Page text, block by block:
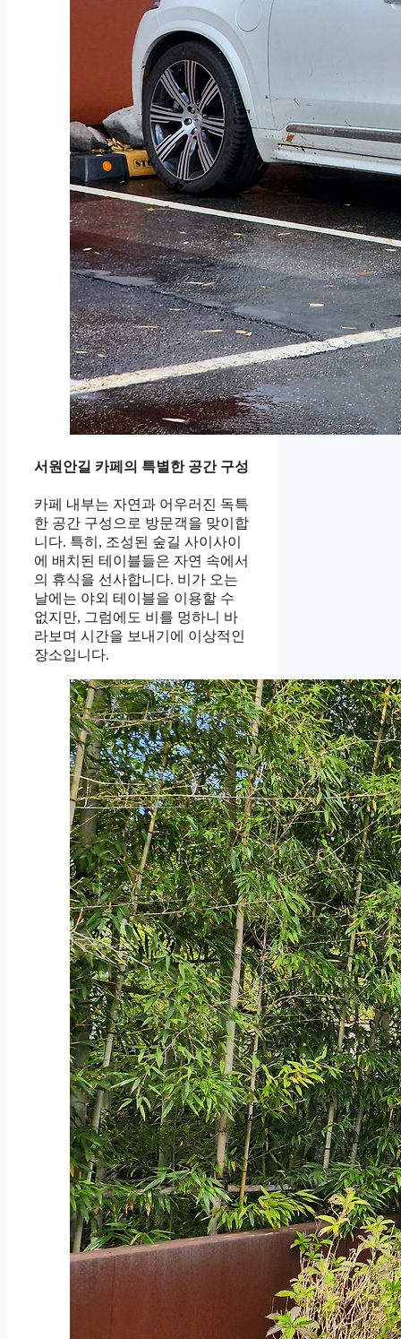
서원안길 카페의 특별한 공간 구성
카페 내부는 자연과 어우러진 독특
한 공간 구성으로 방문객을 맞이합
니다. 특히, 조성된 숲길 사이사이
에 배치된 테이블들은 자연 속에서
의 휴식을 선사합니다. 비가 오는
날에는 야외 테이블을 이용할 수
없지만, 그럼에도 비를 멍하니 바
라보며 시간을 보내기에 이상적인
장소입니다.